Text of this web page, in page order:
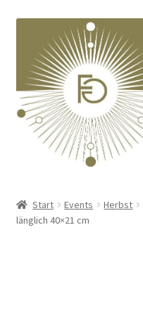
Navigation
springen
springen
Deko
Start Events Herbst
länglich 40×21 cm